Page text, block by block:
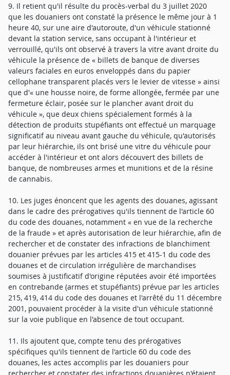
9. Il retient qu'il résulte du procès-verbal du 3 juillet 2020
que les douaniers ont constaté la présence le même jour à 1
heure 40, sur une aire d'autoroute, d'un véhicule stationné
devant la station service, sans occupant à l'intérieur et
verrouillé, qu'ils ont observé à travers la vitre avant droite du
véhicule la présence de « billets de banque de diverses
valeurs faciales en euros enveloppés dans du papier
cellophane transparent placés vers le levier de vitesse » ainsi
que d'« une housse noire, de forme allongée, fermée par une
fermeture éclair, posée sur le plancher avant droit du
véhicule », que deux chiens spécialement formés à la
détection de produits stupéfiants ont effectué un marquage
significatif au niveau avant gauche du véhicule, qu'autorisés
par leur hiérarchie, ils ont brisé une vitre du véhicule pour
accéder à l'intérieur et ont alors découvert des billets de
banque, de nombreuses armes et munitions et de la résine
de cannabis.
10. Les juges énoncent que les agents des douanes, agissant
dans le cadre des prérogatives qu'ils tiennent de l'article 60
du code des douanes, notamment « en vue de la recherche
de la fraude » et après autorisation de leur hiérarchie, afin de
rechercher et de constater des infractions de blanchiment
douanier prévues par les articles 415 et 415-1 du code des
douanes et de circulation irrégulière de marchandises
soumises à justificatif d'origine réputées avoir été importées
en contrebande (armes et stupéfiants) prévue par les articles
215, 419, 414 du code des douanes et l'arrêté du 11 décembre
2001, pouvaient procéder à la visite d'un véhicule stationné
sur la voie publique en l'absence de tout occupant.
11. Ils ajoutent que, compte tenu des prérogatives
spécifiques qu'ils tiennent de l'article 60 du code des
douanes, les actes accomplis par les douaniers pour